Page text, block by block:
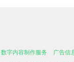
数字内容制作服务 广告信